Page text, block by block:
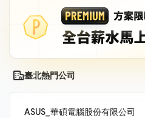
臺北熱門公司
ASUS_華碩電腦股份有限公司